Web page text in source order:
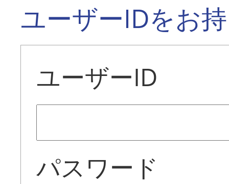
ユーザーIDをお
ユーザーID
パスワード